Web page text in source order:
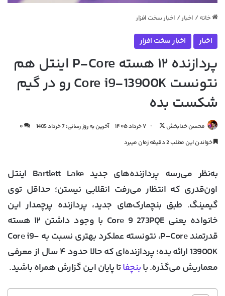
خانه / اخبار / اخبار سخت افزار
اخبار اخبار سخت افزار
پردازنده ۱۲ هسته P-Core اینتل هم
نتونست Core i9-13900K رو در گیم
شکست بده
محسن خدابخش
دنبال
کردن
۷ خرداد ۱۴۰۵ آخرین به روز رسانی: 7 خرداد 1405
۰
خواندن این مطلب 2 دقیقه زمان میبرد
به‌نظر می‌رسه پردازنده‌های جدید Bartlett Lake اینتل
اون‌قدری که انتظار می‌رفت انقلابی نیستن؛ حداقل توی
گیمینگ. طبق بنچمارک‌های جدید، پردازنده پرچمدار این
خانواده یعنی Core 9 273PQE با وجود داشتن ۱۲ هسته
قدرتمند P-Core، نتونسته عملکرد بهتری نسبت به Core i9-
13900K ارائه بده؛ پردازنده‌ای که حالا حدود ۴ سال از معرفی
معماریش می‌گذره. بابنچفاتا پایان این گزارش همراه باشید.